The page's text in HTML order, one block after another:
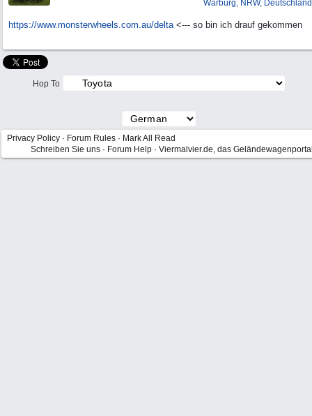
Warburg, NRW, Deutschland
https://www.monsterwheels.com.au/delta<--- so bin ich drauf gekommen
Hop To
Privacy Policy · Forum Rules · Mark All Read
Schreiben Sie uns · Forum Help · Viermalvier.de, das